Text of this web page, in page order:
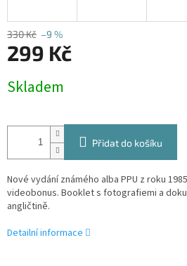
330 Kč –9 %
299 Kč
cena:
Skladem
Přidat do košíku
Nové vydání známého alba PPU z roku
videobonus. Booklet s fotografiemi a
angličtině.
Detailní informace